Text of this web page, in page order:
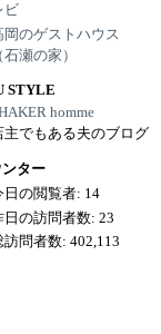
ビ
岡のゲストハウス
石瀬の家）
STYLE
homme
主でもある夫のブログ
ター
日の閲覧者: 14
日の訪問者数:23
訪問者数:402,113